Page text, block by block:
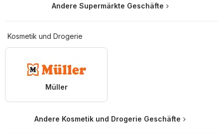
Andere Supermärkte Geschäfte
Kosmetik und Drogerie
Müller
Andere Kosmetik und Drogerie Geschäfte